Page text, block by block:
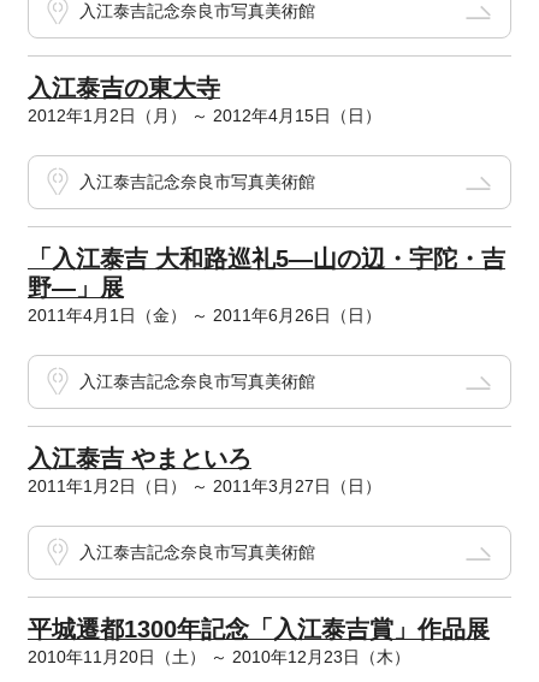
入江泰吉記念奈良市写真美術館
入江泰吉の東大寺
2012年1月2日（月） ～ 2012年4月15日（日）
入江泰吉記念奈良市写真美術館
「入江泰吉 大和路巡礼5―山の辺・宇陀・吉
野―」展
2011年4月1日（金） ～ 2011年6月26日（日）
入江泰吉記念奈良市写真美術館
入江泰吉 やまといろ
2011年1月2日（日） ～ 2011年3月27日（日）
入江泰吉記念奈良市写真美術館
平城遷都1300年記念「入江泰吉賞」作品展
2010年11月20日（土） ～ 2010年12月23日（木）